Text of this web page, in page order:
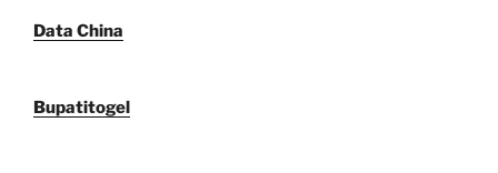
Data China
Bupatitogel